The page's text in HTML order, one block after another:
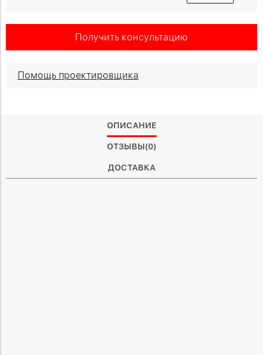
Получить консультацию
Помощь проектировщика
ОПИСАНИЕ
ОТЗЫВЫ(0)
ДОСТАВКА